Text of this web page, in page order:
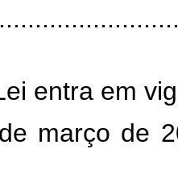
entra em
março de